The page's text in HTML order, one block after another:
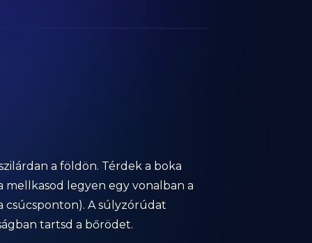
a földön. Térdek a boka
legyen egy vonalban a
csúcsponton). A súlyzórúdat
tartsd a bőrödet.